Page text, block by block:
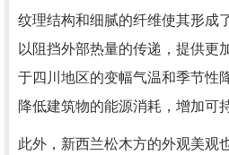
纹理结构和细腻的纤维使其形成
以阻挡外部热量的传递，提供更
于四川地区的变幅气温和季节性
降低建筑物的能源消耗，增加可
此外，新西兰松木方的外观美观